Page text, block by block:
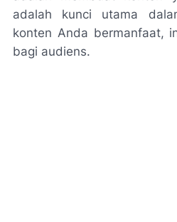
adalah kunci utama
konten Anda bermanfaat,
bagi audiens.